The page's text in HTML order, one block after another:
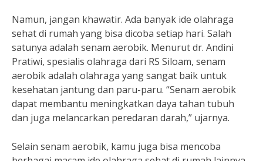
Namun, jangan khawatir. Ada banyak ide olahraga
sehat di rumah yang bisa dicoba setiap hari. Salah
satunya adalah senam aerobik. Menurut dr. Andini
Pratiwi, spesialis olahraga dari RS Siloam, senam
aerobik adalah olahraga yang sangat baik untuk
kesehatan jantung dan paru-paru. “Senam aerobik
dapat membantu meningkatkan daya tahan tubuh
dan juga melancarkan peredaran darah,” ujarnya.
Selain senam aerobik, kamu juga bisa mencoba